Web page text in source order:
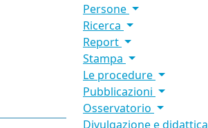
Persone
Ricerca
Report
Stampa
Le procedure
Pubblicazioni
Osservatorio
Divulgazione e didattica